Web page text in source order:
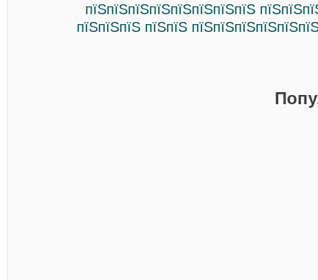
пїЅпїЅпїЅпїЅпїЅпїЅпїЅпїЅ
пїЅпїЅпїЅ пїЅпїЅ